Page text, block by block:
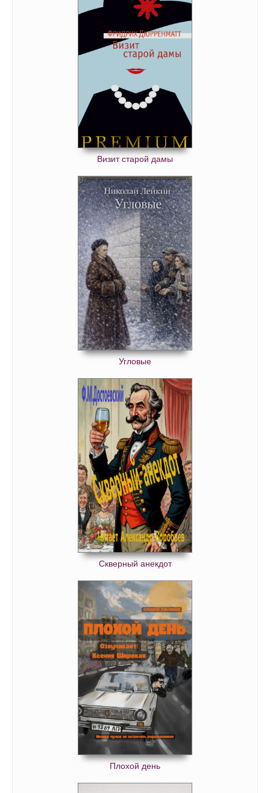
Визит старой дамы
Угловые
Скверный анекдот
Плохой день